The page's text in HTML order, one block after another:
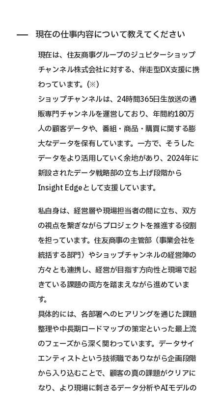
現在の仕事内容について教えてください
現在は、住友商事グループのジュピターショップ
チャンネル株式会社に対する、伴走型DX支援に携
わっています。(※)
ショップチャンネルは、24時間365日生放送の通
販専門チャンネルを運営しており、年間約180万
人の顧客データや、番組・商品・購買に関する膨
大なデータを保有しています。一方で、そうした
データをより活用していく余地があり、2024年に
新設されたデータ戦略部の立ち上げ段階から
Insight Edgeとして支援しています。
私自身は、経営層や現場担当者の間に立ち、双方
の視点を繋ぎながらプロジェクトを推進する役割
を担っています。住友商事の主管部（事業会社を
統括する部門）やショップチャンネルの経営陣の
方々とも連携し、経営が目指す方向性と現場で起
きている課題の両方を踏まえながら進めていま
す。
具体的には、各部署へのヒアリングを通じた課題
整理や中長期ロードマップの策定といった最上流
のフェーズから深く関わっています。データサイ
エンティストという技術職でありながら企画段階
から入り込むことで、顧客の真の課題がクリアに
なり、より現場に刺さるデータ分析やAIモデルの